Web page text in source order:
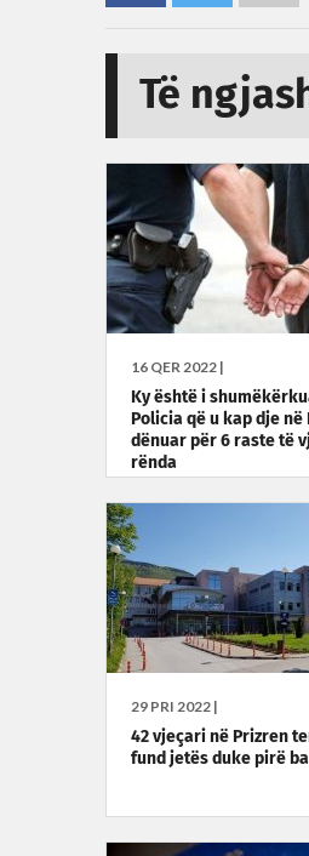
Të
16 QER 2022 |
Ky është i
Policia që u kap dje në
dënuar për 6 raste të
rënda
29 PRI 2022 |
42 vjeçari në Prizren
fund jetës duke pirë